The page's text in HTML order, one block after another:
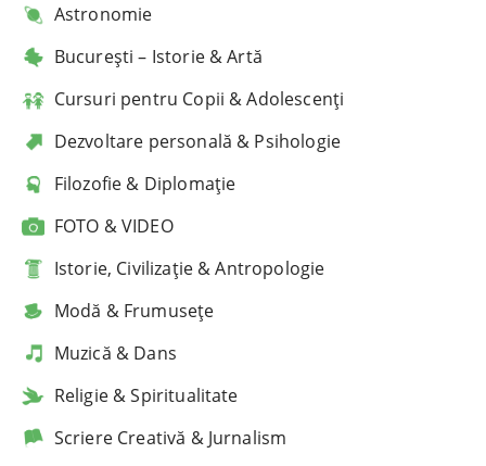
Astronomie
București – Istorie & Artă
Cursuri pentru Copii & Adolescenți
Dezvoltare personală & Psihologie
Filozofie & Diplomație
FOTO & VIDEO
Istorie, Civilizație & Antropologie
Modă & Frumusețe
Muzică & Dans
Religie & Spiritualitate
Scriere Creativă & Jurnalism